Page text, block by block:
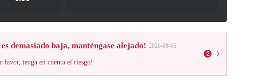
demasiado baja, manténgase alejado! 2026-08-06
favor, tenga en cuenta el riesgo!
2